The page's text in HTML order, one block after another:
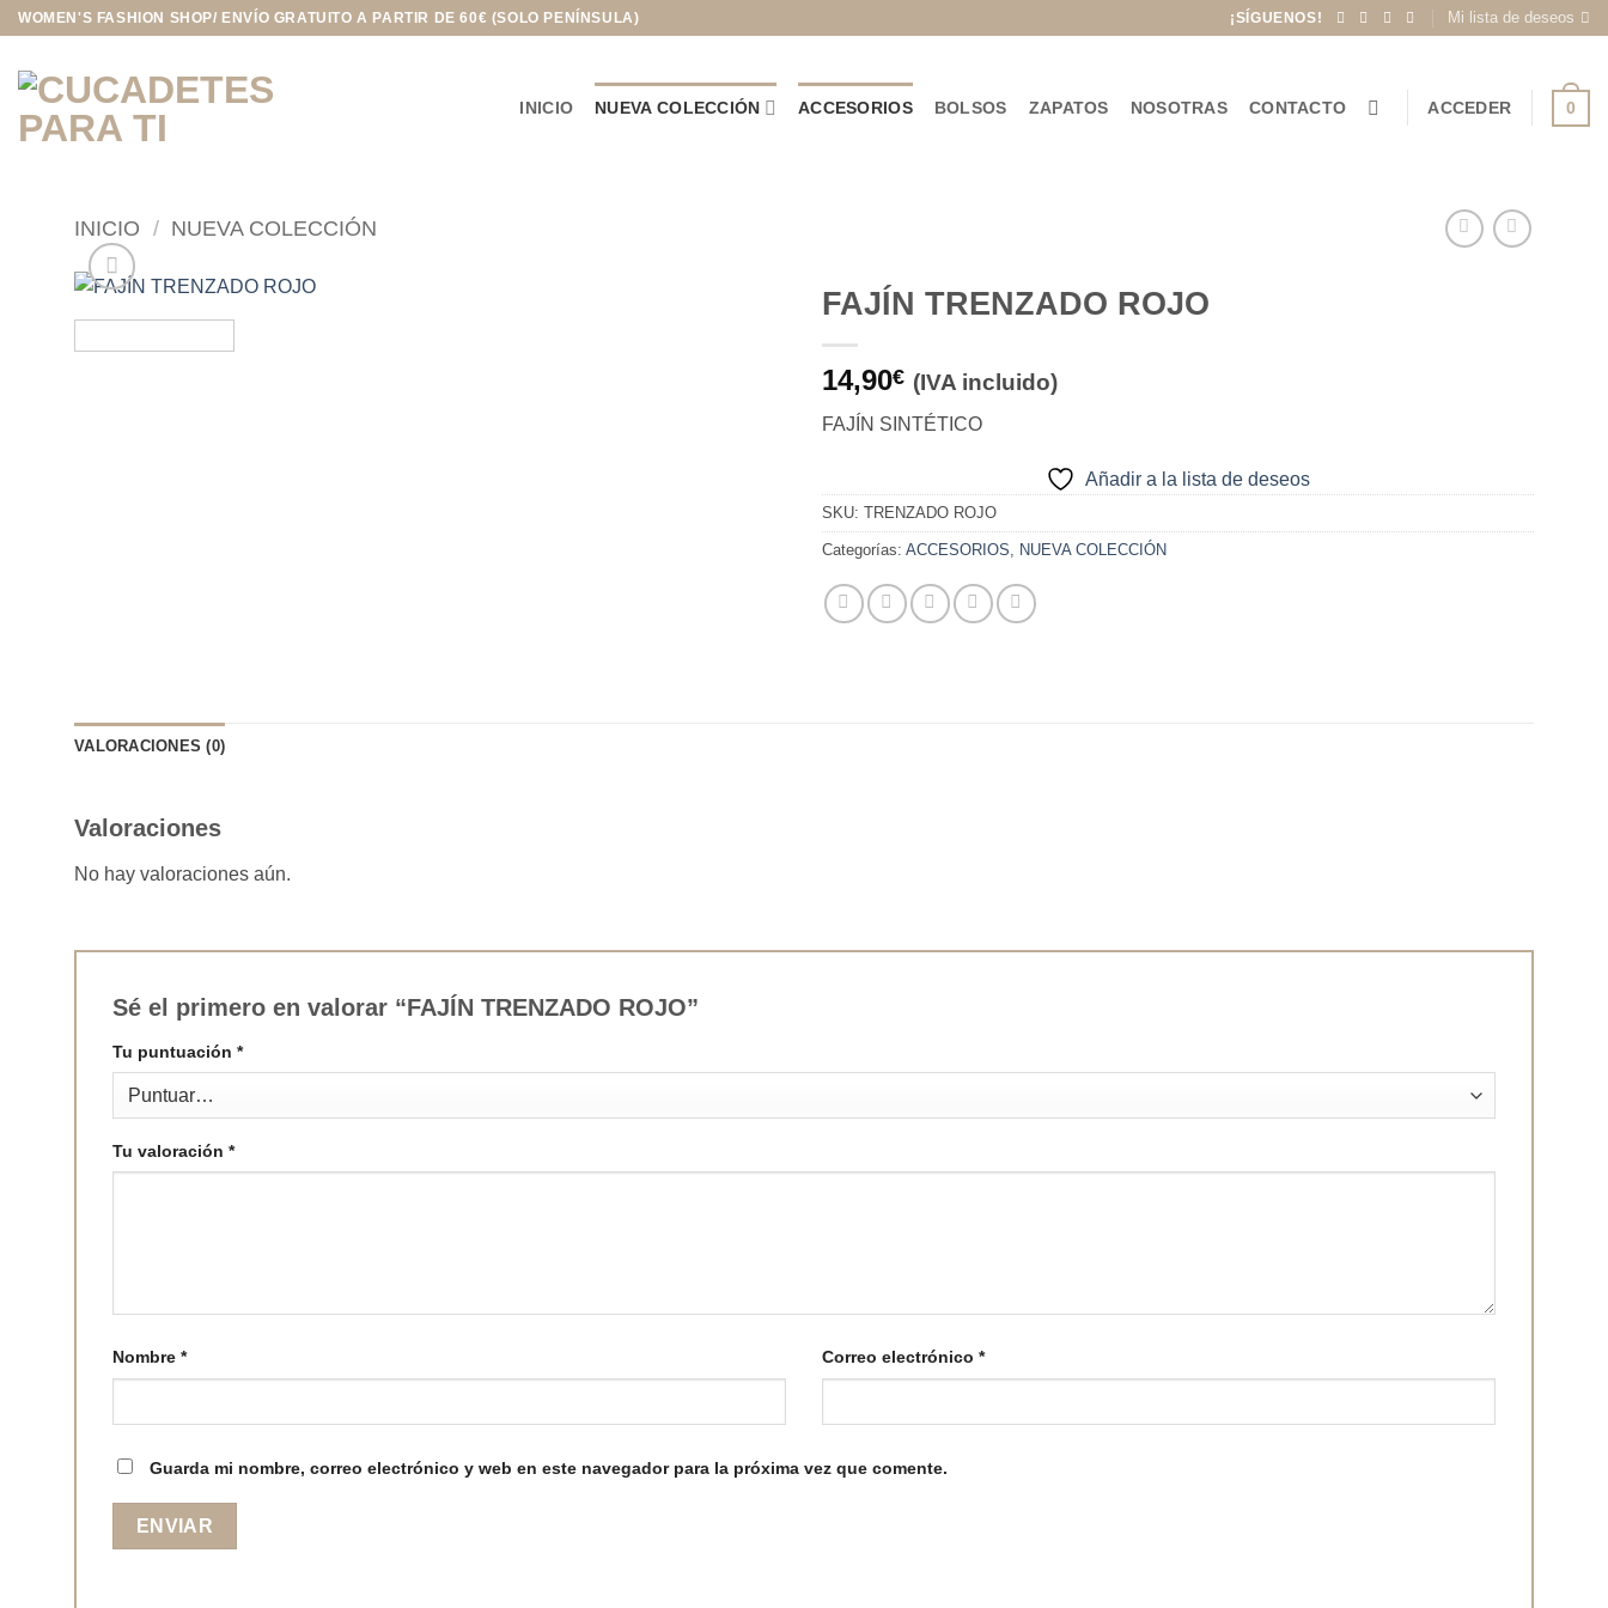
Saltar
contenido
WOMEN'S FASHION SHOP/ ENVÍO GRATUITO A PARTIR DE 60€ (SOLO PENÍNSULA) ¡SÍGUENOS! Mi lista de deseos
INICIO NUEVA COLECCIÓN ACCESORIOS BOLSOS ZAPATOS NOSOTRAS CONTACTO ACCEDER 0
INICIO / NUEVA COLECCIÓN
FAJÍN TRENZADO ROJO
14,90€ (IVA incluido)
FAJÍN SINTÉTICO
Añadir a la lista de deseos
SKU: TRENZADO ROJO
Categorías: ACCESORIOS NUEVA COLECCIÓN
VALORACIONES (0)
Valoraciones
No hay valoraciones aún.
Sé el primero en valorar “FAJÍN TRENZADO ROJO”
Tu puntuación *
Tu valoración *
Nombre * Correo electrónico *
Guarda mi nombre, correo electrónico y web en este navegador para la próxima vez que comente.